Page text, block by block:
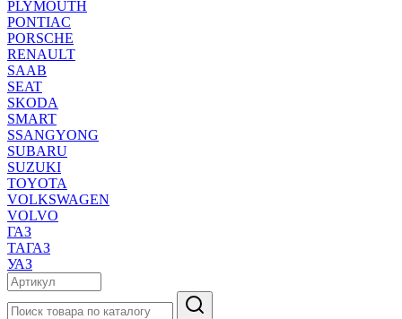
PLYMOUTH
PONTIAC
PORSCHE
RENAULT
SAAB
SEAT
SKODA
SMART
SSANGYONG
SUBARU
SUZUKI
TOYOTA
VOLKSWAGEN
VOLVO
ГАЗ
ТАГАЗ
УАЗ